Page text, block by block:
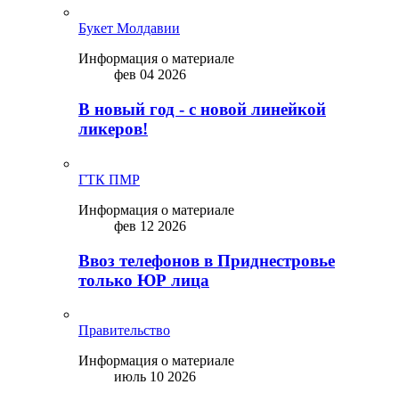
Букет Молдавии
Информация о материале
фев 04 2026
В новый год - с новой линейкой
ликepoв!
ГТК ПМР
Информация о материале
фев 12 2026
Ввоз телефонов в Приднестровье
только ЮР лица
Правительство
Информация о материале
июль 10 2026